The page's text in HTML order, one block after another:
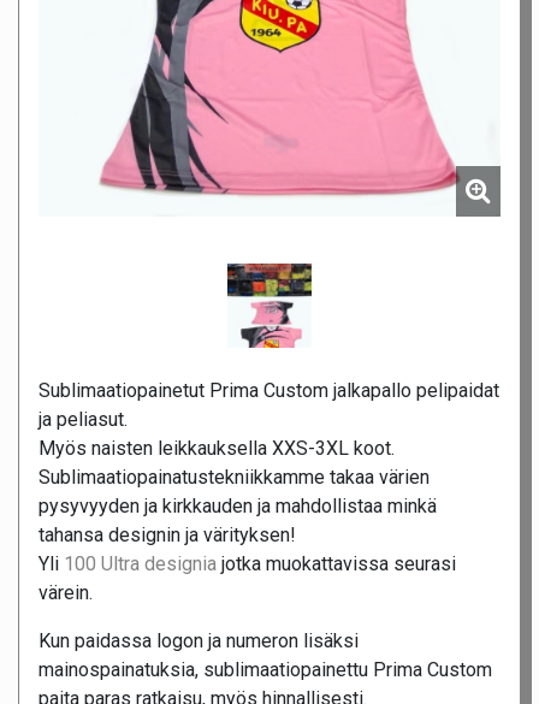
Sublimaatiopainetut Prima Custom jalkapallo pelipaidat
ja peliasut.
Myös naisten leikkauksella XXS-3XL koot.
Sublimaatiopainatustekniikkamme takaa värien
pysyvyyden ja kirkkauden ja mahdollistaa minkä
tahansa designin ja värityksen!
Yli 100 Ultra designia jotka muokattavissa seurasi
värein.
Kun paidassa logon ja numeron lisäksi
mainospainatuksia, sublimaatiopainettu Prima Custom
paita paras ratkaisu, myös hinnallisesti.